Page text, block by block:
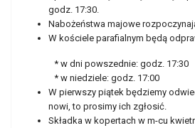
godz. 17:30.
Nabożeństwa majowe
W kościele parafialnym będą
* w dni powszednie: godz. 17:30
* w niedziele: godz. 17:00
W pierwszy piątek będziemy
nowi, to prosimy ich zgłosić.
Składka w kopertach w m-cu